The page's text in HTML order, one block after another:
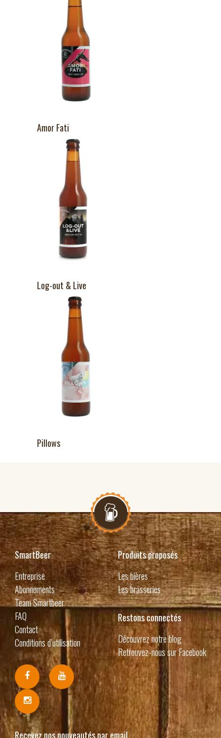
Amor Fati
Log-out & Live
Pillows
SmartBeer
Entreprise
Abonnements
Team Smartbeer
FAQ
Contact
Conditions d’utilisation
Produits proposés
Les bières
Les brasseries
Restons connectés
Découvrez notre blog
Retrouvez-nous sur Facebook
Recevez nos nouveautés par email